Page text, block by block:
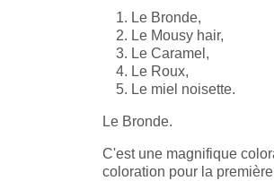
Le Bronde,
Le Mousy hair,
Le Caramel,
Le Roux,
Le miel noisette.
Le Bronde.
C'est une magnifique
coloration pour la